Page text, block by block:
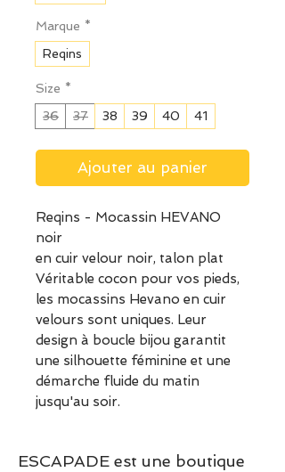
Marque *
Reqins
Size *
36
37 38 39 40 41
Ajouter au panier
Reqins - Mocassin HEVANO
noir
en cuir velour noir, talon plat
Véritable cocon pour vos pieds,
les mocassins Hevano en cuir
velours sont uniques. Leur
design à boucle bijou garantit
une silhouette féminine et une
démarche fluide du matin
jusqu'au soir.
ESCAPADE est une boutique